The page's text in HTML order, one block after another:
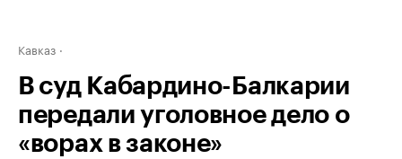
Кавказ
В суд Кабардино-Балкарии
передали уголовное дело о
«ворах в законе»